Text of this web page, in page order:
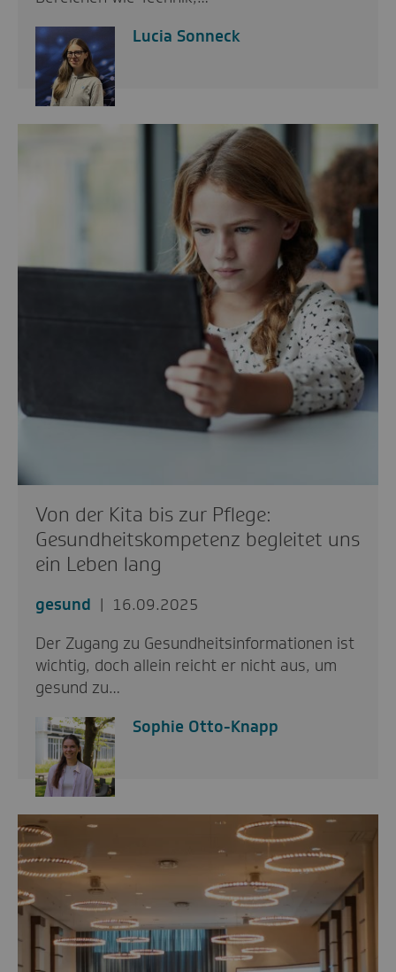
Lucia Sonneck
Von der Kita bis zur Pflege:
Gesundheitskompetenz begleitet uns
ein Leben lang
gesund
16.09.2025
Der Zugang zu Gesundheitsinformationen ist
wichtig, doch allein reicht er nicht aus, um
gesund zu…
Sophie Otto-Knapp